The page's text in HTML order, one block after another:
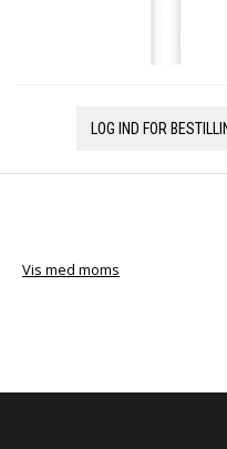
LOG IND FOR
Vis med moms